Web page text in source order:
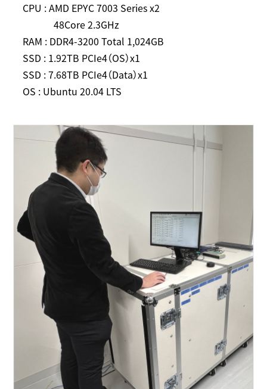
CPU : AMD EPYC 7003 Series x2
48Core 2.3GHz
RAM : DDR4-3200 Total 1,024GB
SSD : 1.92TB PCIe4（OS）x1
SSD : 7.68TB PCIe4（Data）x1
OS : Ubuntu 20.04 LTS